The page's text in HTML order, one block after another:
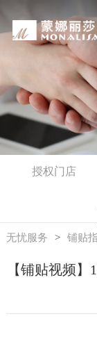
授权门店
无忧服务 > 铺贴
【铺贴视频